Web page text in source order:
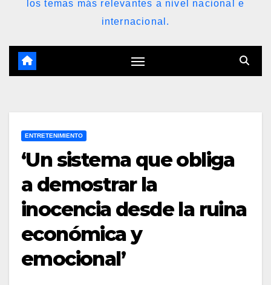
los temas más relevantes a nivel nacional e
internacional.
ENTRETENIMIENTO
‘Un sistema que obliga
a demostrar la
inocencia desde la ruina
económica y
emocional’